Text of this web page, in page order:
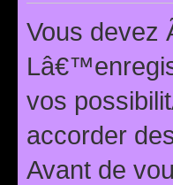
Vous devez
vos
accorder
Avant de